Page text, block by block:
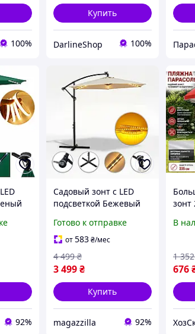
100%
Купить
DarlineShop 100%
92%
Садовый зонт с LED
подсветкой Бежевый
уличный зонт с
боковой стойкой для
большой подвесной
зонт со
Готово к отправке
от583₴/мес
3 499₴
4 499 ₴
Купить
magazzilla 92%
зонт
В
676
1 352